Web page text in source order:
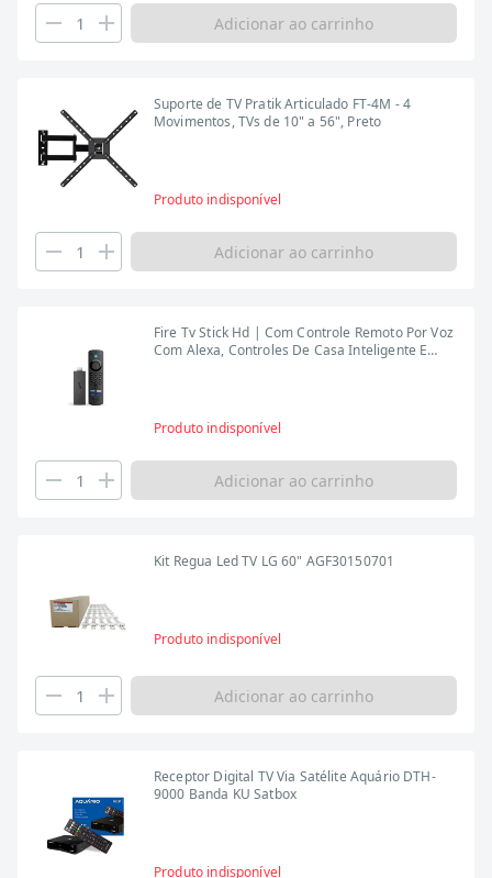
Adicionar ao carrinho
Suporte de TV Pratik Articulado FT-4M - 4
Movimentos, TVs de 10" a 56", Preto
Produto indisponível
Adicionar ao carrinho
Fire Tv Stick Hd | Com Controle Remoto Por Voz
Com Alexa, Controles De Casa Inteligente E
Produto indisponível
Adicionar ao carrinho
Kit Regua Led TV LG 60" AGF30150701
Produto indisponível
Adicionar ao carrinho
Receptor Digital TV Via Satélite Aquário DTH-
9000 Banda KU Satbox
Produto indisponível